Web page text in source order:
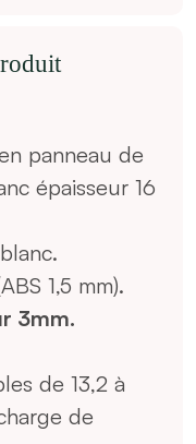
panneau de
épaisseur 16
1,5 mm).
3mm.
de 13,2 à
de